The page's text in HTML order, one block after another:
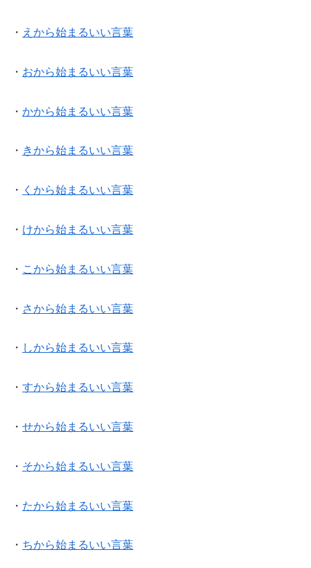
・ えから始まるいい言葉
・ おから始まるいい言葉
・ かから始まるいい言葉
・ きから始まるいい言葉
・ くから始まるいい言葉
・ けから始まるいい言葉
・ こから始まるいい言葉
・ さから始まるいい言葉
・ しから始まるいい言葉
・ すから始まるいい言葉
・ せから始まるいい言葉
・ そから始まるいい言葉
・ たから始まるいい言葉
・ ちから始まるいい言葉